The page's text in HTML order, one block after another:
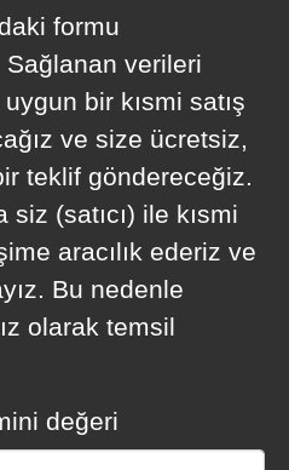
formu
Sağlanan verileri
bir kısmi satış
ve size ücretsiz,
teklif göndereceğiz.
(satıcı) ile kısmi
aracılık ederiz ve
Bu nedenle
olarak temsil
değeri